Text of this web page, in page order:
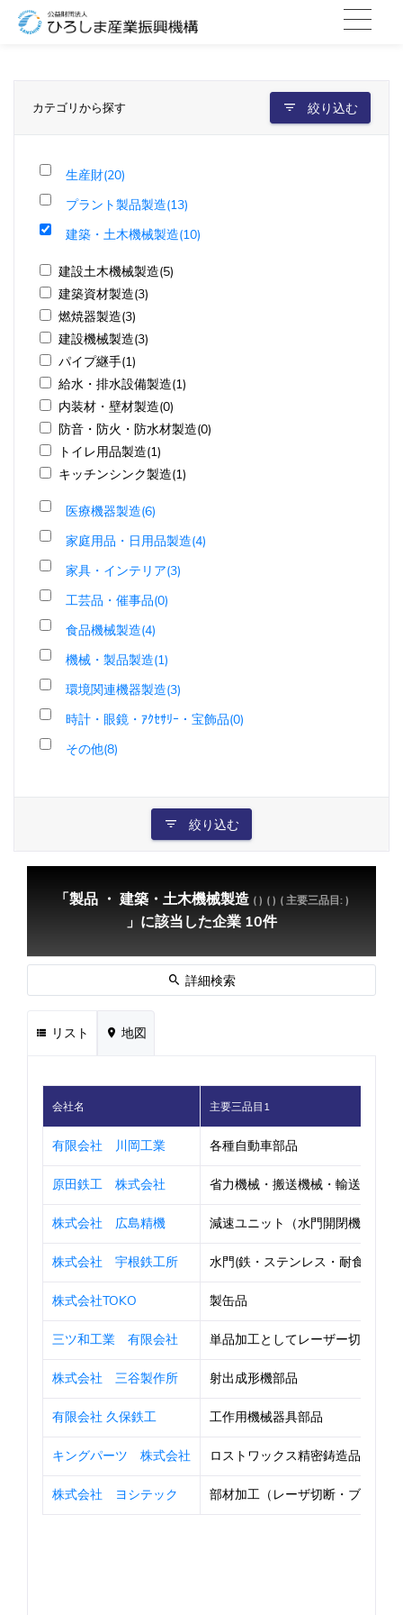
カテゴリから探す 絞り込む
生産財(20)
プラント製品製造(13)
建築・土木機械製造(10)
建設土木機械製造(5)
建築資材製造(3)
燃焼器製造(3)
建設機械製造(3)
パイプ継手(1)
給水・排水設備製造(1)
内装材・壁材製造(0)
防音・防火・防水材製造(0)
トイレ用品製造(1)
キッチンシンク製造(1)
医療機器製造(6)
家庭用品・日用品製造(4)
家具・インテリア(3)
工芸品・催事品(0)
食品機械製造(4)
機械・製品製造(1)
環境関連機器製造(3)
時計・眼鏡・ｱｸｾｻﾘｰ・宝飾品(0)
その他(8)
絞り込む
「製品 ・ 建築・土木機械製造 ( ) ( ) ( 主要三品目: )
」に該当した企業 10件
詳細検索
リスト 地図
会社名 主要三品目1
有限会社 川岡工業 各種自動車部品
原田鉄工 株式会社 省力機械・搬送機械・輸送機械・
株式会社 広島精機 減速ユニット（水門開閉機・風力
株式会社 宇根鉄工所 水門(鉄・ステンレス・耐食アル
株式会社TOKO 製缶品
三ツ和工業 有限会社 単品加工としてレーザー切断から
株式会社 三谷製作所 射出成形機部品
有限会社 久保鉄工 工作用機械器具部品
キングパーツ 株式会社 ロストワックス精密鋳造品
株式会社 ヨシテック 部材加工（レーザ切断・ブレーキ